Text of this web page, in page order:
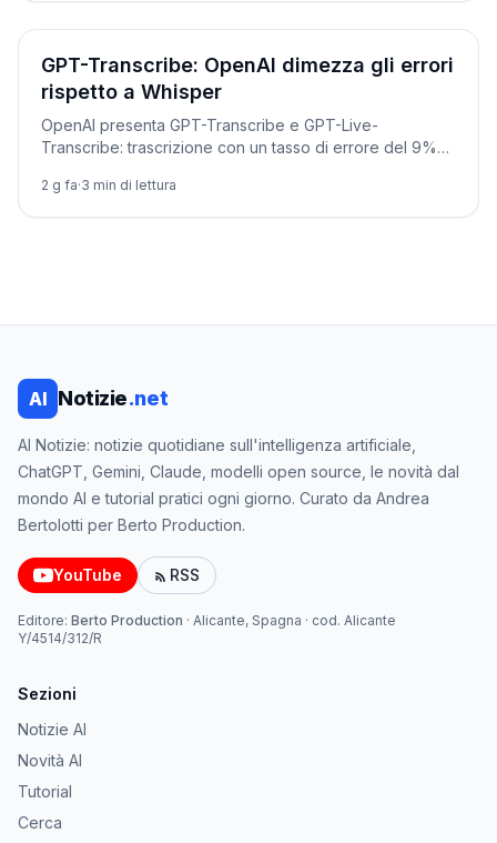
Novità
GPT-Transcribe: OpenAI dimezza gli errori
rispetto a Whisper
OpenAI presenta GPT-Transcribe e GPT-Live-
Transcribe: trascrizione con un tasso di errore del 9%
codice pronto.
2 g fa·3 min di lettura
AI Notizie.net
AI Notizie: notizie quotidiane sull'intelligenza artificiale,
ChatGPT, Gemini, Claude, modelli open source, le novità dal
mondo AI e tutorial pratici ogni giorno. Curato da Andrea
Bertolotti per Berto Production.
YouTube RSS
Editore: Berto Production · Alicante, Spagna · cod. Alicante
Y/4514/312/R
Sezioni
Notizie AI
Novità AI
Tutorial
Cerca